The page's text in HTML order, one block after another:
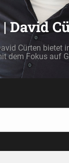
David
Cürten bietet
dem Fokus auf